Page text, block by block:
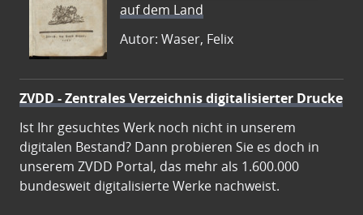
auf dem Land
Autor: Waser, Felix
ZVDD - Zentrales Verzeichnis digitalisierter Drucke
Ist Ihr gesuchtes Werk noch nicht in unserem
digitalen Bestand? Dann probieren Sie es doch in
unserem ZVDD Portal, das mehr als 1.600.000
bundesweit digitalisierte Werke nachweist.